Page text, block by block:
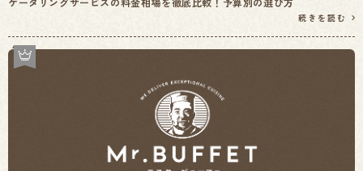
続きを読む